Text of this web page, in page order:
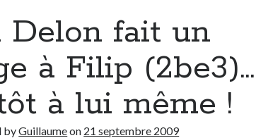
de
Delon fait un
à Filip (2be3)…
à lui même !
byGuillaumeon 21 septembre 2009